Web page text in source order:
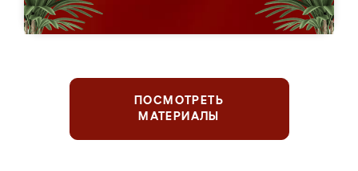
ПОСМОТРЕТЬ
МАТЕРИАЛЫ